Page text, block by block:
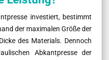
investiert, bestimmt
der maximalen Größe der
des Materials. Dennoch
Abkantpresse der